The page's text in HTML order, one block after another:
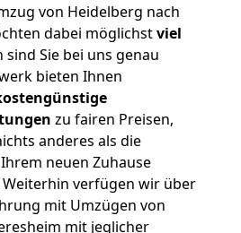
von Heidelberg nach
dabei möglichstviel
sind Sie bei uns genau
bieten Ihnen
zu fairen Preisen,
anderes als die
neuen Zuhause
verfügen wir über
mit Umzügen von
mit jeglicher